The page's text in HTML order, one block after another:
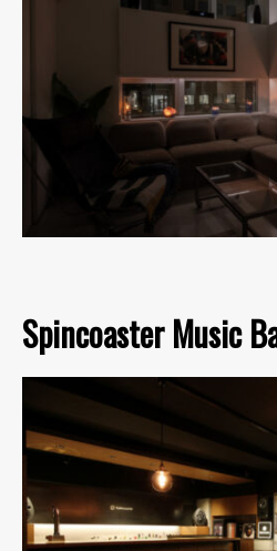
Spincoaster Music